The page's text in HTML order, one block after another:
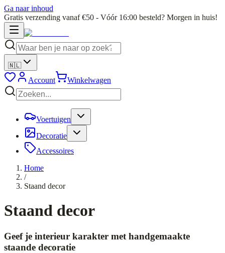
Ga naar inhoud
Gratis verzending vanaf €50 - Vóór 16:00 besteld? Morgen in huis!
🇳🇱
Account Winkelwagen
Voertuigen
Decoratie
Accessoires
Home
/
Staand decor
Staand decor
Geef je interieur karakter met handgemaakte
staande decoratie